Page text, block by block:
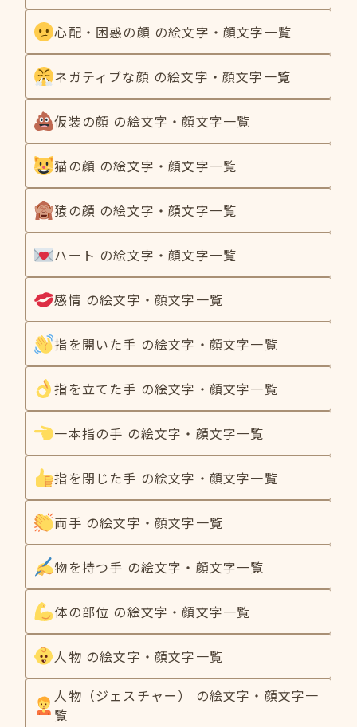
心配・困惑の顔 の絵文字・顔文字一覧
ネガティブな顔 の絵文字・顔文字一覧
仮装の顔 の絵文字・顔文字一覧
猫の顔 の絵文字・顔文字一覧
猿の顔 の絵文字・顔文字一覧
ハート の絵文字・顔文字一覧
感情 の絵文字・顔文字一覧
指を開いた手 の絵文字・顔文字一覧
指を立てた手 の絵文字・顔文字一覧
一本指の手 の絵文字・顔文字一覧
指を閉じた手 の絵文字・顔文字一覧
両手 の絵文字・顔文字一覧
物を持つ手 の絵文字・顔文字一覧
体の部位 の絵文字・顔文字一覧
人物 の絵文字・顔文字一覧
人物（ジェスチャー） の絵文字・顔文字一
覧